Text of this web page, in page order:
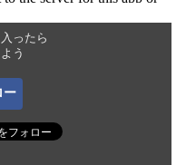
ったら
う
ー